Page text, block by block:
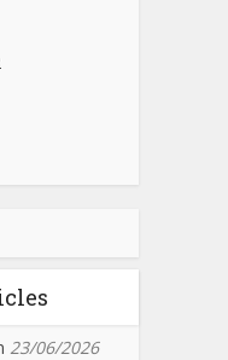
23/06/2026